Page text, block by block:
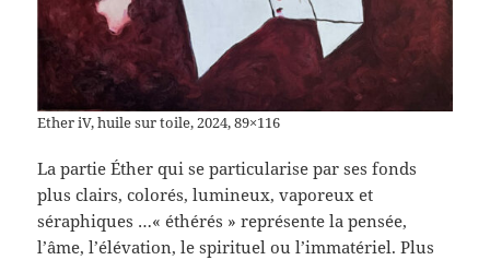
Ether iV, huile sur toile, 2024, 89×116
La partie Éther qui se particularise par ses fonds
plus clairs, colorés, lumineux, vaporeux et
séraphiques …« éthérés » représente la pensée,
l’âme, l’élévation, le spirituel ou l’immatériel. Plus